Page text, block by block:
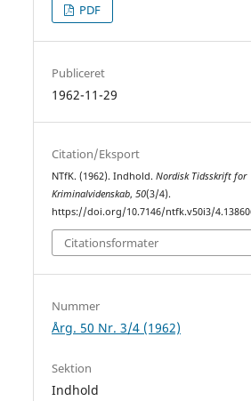
PDF
Publiceret
1962-11-29
Citation/Eksport
NTfK. (1962). Indhold.Nordisk Tidsskrift for
Kriminalvidenskab,50(3/4).
https://doi.org/10.7146/ntfk.v50i3/
Citationsformater
Nummer
Årg. 50 Nr. 3/4 (1962)
Sektion
Indhold